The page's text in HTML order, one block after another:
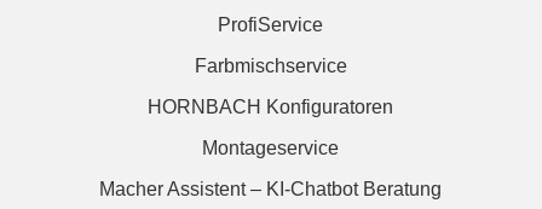
ProfiService
Farbmischservice
HORNBACH Konfiguratoren
Montageservice
Macher Assistent – KI-Chatbot Beratung